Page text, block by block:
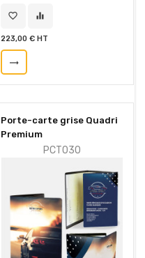
favorite_border equalizer
223,00 € HT
trending_flat
Porte-carte grise Quadri
Premium
PCT030